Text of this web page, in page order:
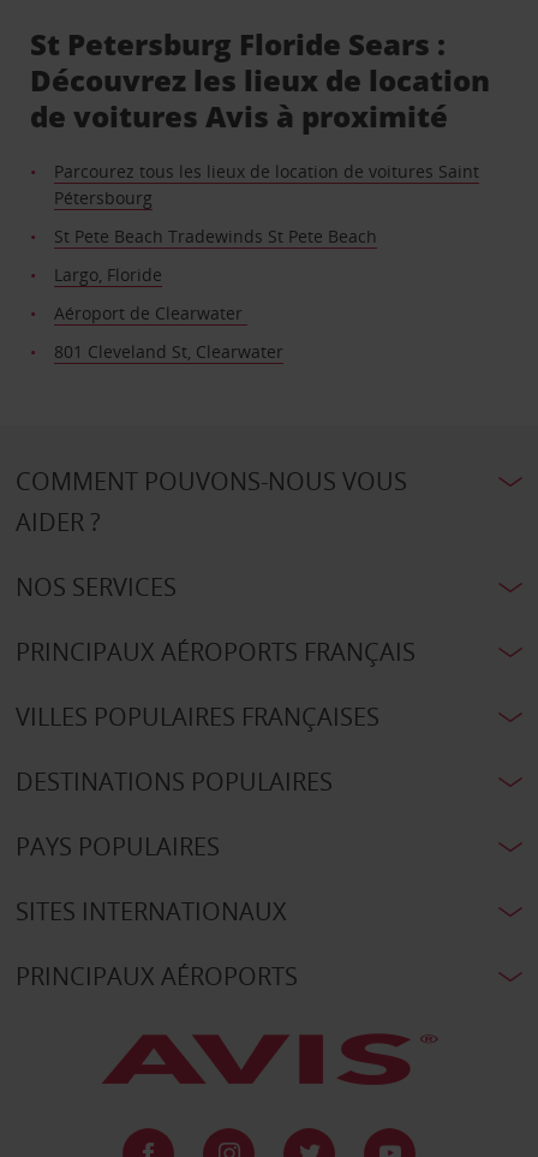
St Petersburg Floride Sears :
Découvrez les lieux de location
de voitures Avis à proximité
Parcourez tous les lieux de location de voitures Saint
Pétersbourg
St Pete Beach Tradewinds St Pete Beach
Largo, Floride
Aéroport de Clearwater
801 Cleveland St, Clearwater
COMMENT POUVONS-NOUS VOUS
AIDER ?
NOS SERVICES
PRINCIPAUX AÉROPORTS FRANÇAIS
VILLES POPULAIRES FRANÇAISES
DESTINATIONS POPULAIRES
PAYS POPULAIRES
SITES INTERNATIONAUX
PRINCIPAUX AÉROPORTS